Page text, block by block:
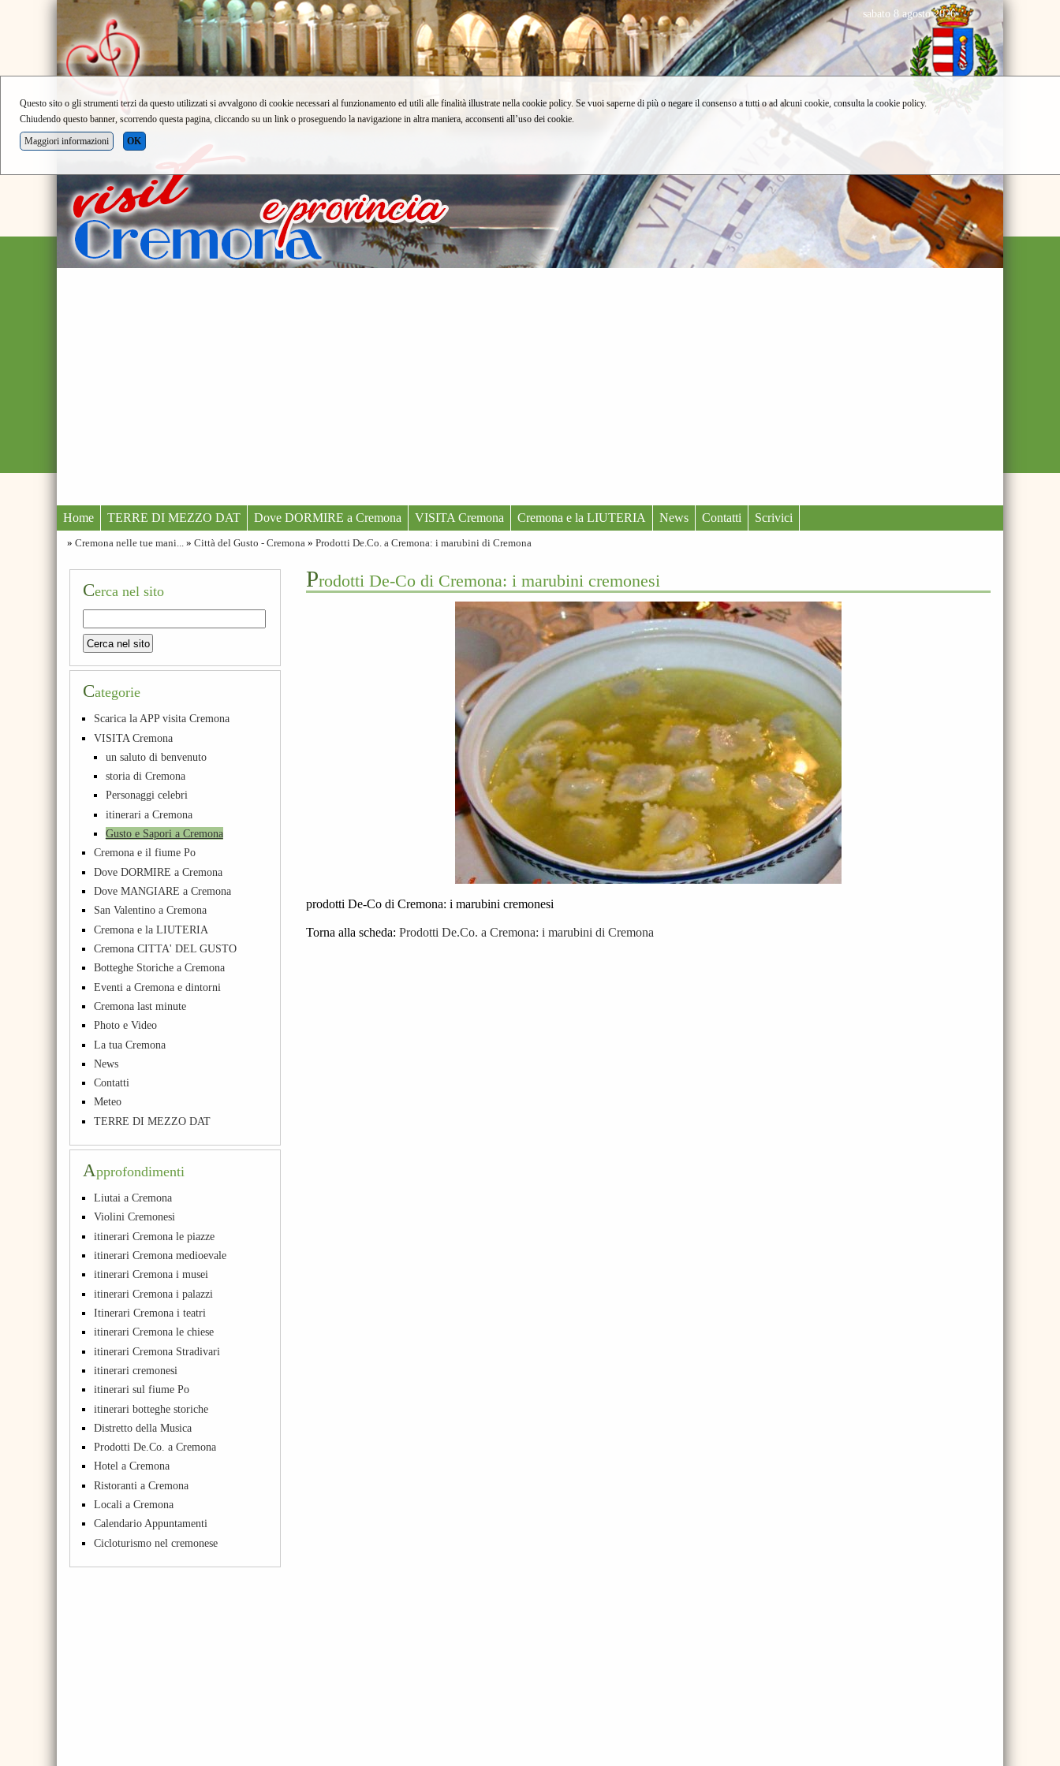
sabato 8 agosto 2026
Home TERRE DI MEZZO DAT Dove DORMIRE a Cremona VISITA Cremona Cremona e la LIUTERIA News Contatti Scrivici
» Cremona nelle tue mani... » Città del Gusto - Cremona » Prodotti De.Co. a Cremona: i marubini di Cremona
prodotti De-Co di Cremona: i marubini cremonesi
prodotti De-Co di Cremona: i marubini cremonesi
Torna alla scheda: Prodotti De.Co. a Cremona: i marubini di Cremona
Cerca nel sito
Categorie
Scarica la APP visita Cremona
VISITA Cremona
un saluto di benvenuto
storia di Cremona
Personaggi celebri
itinerari a Cremona
Gusto e Sapori a Cremona
Cremona e il fiume Po
Dove DORMIRE a Cremona
Dove MANGIARE a Cremona
San Valentino a Cremona
Cremona e la LIUTERIA
Cremona CITTA' DEL GUSTO
Botteghe Storiche a Cremona
Eventi a Cremona e dintorni
Cremona last minute
Photo e Video
La tua Cremona
News
Contatti
Meteo
TERRE DI MEZZO DAT
Approfondimenti
Liutai a Cremona
Violini Cremonesi
itinerari Cremona le piazze
itinerari Cremona medioevale
itinerari Cremona i musei
itinerari Cremona i palazzi
Itinerari Cremona i teatri
itinerari Cremona le chiese
itinerari Cremona Stradivari
itinerari cremonesi
itinerari sul fiume Po
itinerari botteghe storiche
Distretto della Musica
Prodotti De.Co. a Cremona
Hotel a Cremona
Ristoranti a Cremona
Locali a Cremona
Calendario Appuntamenti
Cicloturismo nel cremonese
Questo sito o gli strumenti terzi da questo utilizzati si avvalgono di cookie necessari al funzionamento ed utili alle finalità illustrate nella cookie policy. Se vuoi saperne di più o negare il consenso a tutti o ad alcuni cookie, consulta la cookie policy.
Chiudendo questo banner, scorrendo questa pagina, cliccando su un link o proseguendo la navigazione in altra maniera, acconsenti all’uso dei cookie.
Maggiori informazioni
OK